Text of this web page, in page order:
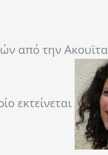
από την
εκτείνεται